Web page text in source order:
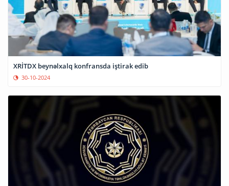
XRİTDX beynəlxalq konfransda iştirak edib
30-10-2024